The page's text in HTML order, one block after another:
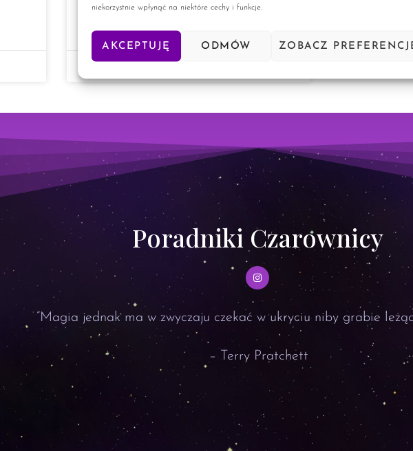
niekorzystnie wpłynąć na niektóre cechy i funkcje.
AKCEPTUJĘ ODMÓW ZOBACZ
CZYTAJ WIĘCEJ »
Poradniki Czarownicy
”Magia jednak ma w zwyczaju czekać w ukryciu niby grabie
– Terry Pratchett